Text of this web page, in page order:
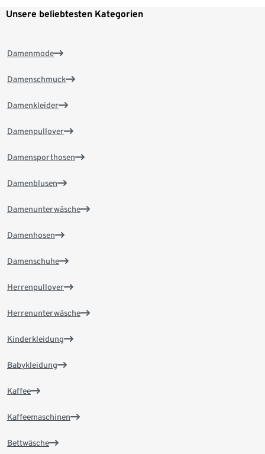
Unsere beliebtesten Kategorien
Damenmode
Damenschmuck
Damenkleider
Damenpullover
Damensporthosen
Damenblusen
Damenunterwäsche
Damenhosen
Damenschuhe
Herrenpullover
Herrenunterwäsche
Kinderkleidung
Babykleidung
Kaffee
Kaffeemaschinen
Bettwäsche